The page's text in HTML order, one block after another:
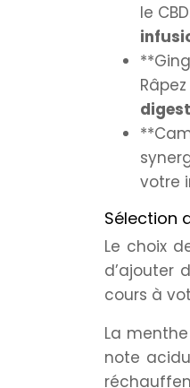
le
votre
Sélection
Le choix
d’ajouter
cours à
La
note